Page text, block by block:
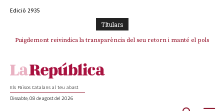
Edició 2935
TItulars
Puigdemont reivindica la transparència del seu retorn i manté el pols
Portugal acusa Espanya de provocar un “efecte crida” massiu per la seva
Els Països Catalans al teu abast
Dissabte, 08 de agost del 2026